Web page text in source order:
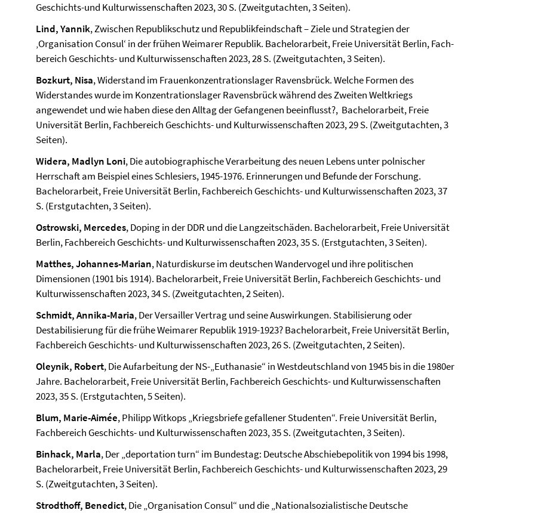
Geschichts-und Kultur­wissenschaften 2023, 30 S. (Zweitgutachten, 3 Seiten).
Lind, Yannik, Zwischen Republikschutz und Republikfeindschaft – Ziele und Strategien der
‚Organisation Consul‘ in der frühen Weimarer Republik. Bachelorarbeit, Freie Universität Berlin, Fach­
bereich Geschichts- und Kultur­wissenschaften 2023, 28 S. (Zweitgutachten, 3 Seiten).
Bozkurt, Nisa, Widerstand im Frauenkonzentrationslager Ravensbrück. Welche Formen des
Widerstandes wurde im Konzentrationslager Ravensbrück während des Zweiten Weltkriegs
angewendet und wie haben diese den Alltag der Gefangenen beeinflusst?, Bachelorarbeit, Freie
Universität Berlin, Fach­bereich Geschichts- und Kultur­wissenschaften 2023, 29 S. (Zweitgutachten, 3
Seiten).
Widera, Madlyn Loni, Die autobiographische Verarbeitung des neuen Lebens unter polnischer
Herrschaft am Beispiel eines Schlesiers, 1945-1976. Erinnerungen und Befunde der Forschung.
Bachelorarbeit, Freie Universität Berlin, Fach­bereich Geschichts- und Kultur­wissenschaften 2023, 37
S. (Erstgutachten, 3 Seiten).
Ostrowski, Mercedes, Doping in der DDR und die Langzeitschäden. Bachelorarbeit, Freie Universität
Berlin, Fach­bereich Geschichts- und Kultur­wissenschaften 2023, 35 S. (Erstgutachten, 3 Seiten).
Matthes, Johannes-Marian, Naturdiskurse im deutschen Wandervogel und ihre politischen
Dimensionen (1901 bis 1914). Bachelorarbeit, Freie Universität Berlin, Fach­bereich Geschichts- und
Kultur­wissenschaften 2023, 34 S. (Zweitgutachten, 2 Seiten).
Schmidt, Annika-Maria, Der Versailler Vertrag und seine Auswirkungen. Stabilisierung oder
Destabilisierung für die frühe Weimarer Republik 1919-1923? Bachelorarbeit, Freie Universität Berlin,
Fach­bereich Geschichts- und Kultur­wissenschaften 2023, 26 S. (Zweitgutachten, 2 Seiten).
Oleynik, Robert, Die Aufarbeitung der NS-„Euthanasie“ in Westdeutschland von 1945 bis in die 1980er
Jahre. Bachelorarbeit, Freie Universität Berlin, Fach­bereich Geschichts- und Kultur­wissenschaften
2023, 35 S. (Erstgutachten, 5 Seiten).
Blum, Marie-Aimée, Philipp Witkops „Kriegsbriefe gefallener Studenten“. Freie Universität Berlin,
Fach­bereich Geschichts- und Kultur­wissenschaften 2023, 35 S. (Zweitgutachten, 3 Seiten).
Binhack, Marla, Der „deportation turn“ im Bundestag: Deutsche Abschiebepolitik von 1994 bis 1998,
Bachelorarbeit, Freie Universität Berlin, Fach­bereich Geschichts- und Kultur­wissenschaften 2023, 29
S. (Zweitgutachten, 3 Seiten).
Strodthoff, Benedict, Die „Organisation Consul“ und die „Nationalsozialistische Deutsche